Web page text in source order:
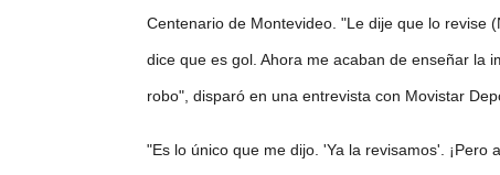
Centenario de Montevideo. "Le dije que lo revise
dice que es gol. Ahora me acaban de enseñar la
robo", disparó en una entrevista con Movistar
"Es lo único que me dijo. 'Ya la revisamos'. ¡Pero